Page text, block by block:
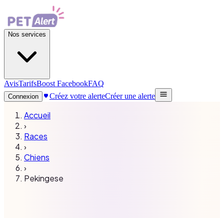
Nos services
AvisTarifsBoost FacebookFAQ
Connexion Créez votre alerteCréer une alerte
Accueil
›
Races
›
Chiens
›
Pekingese